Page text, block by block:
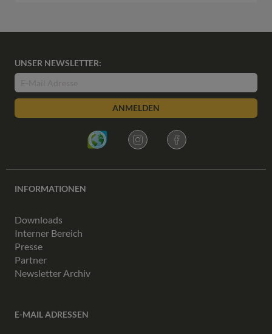
UNSER NEWSLETTER:
ANMELDEN
INFORMATIONEN
Downloads
Interner Bereich
Presse
Partner
Newsletter Archiv
E-MAIL ADRESSEN